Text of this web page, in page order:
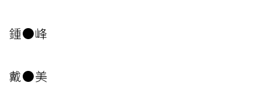
鍾●峰
戴●美